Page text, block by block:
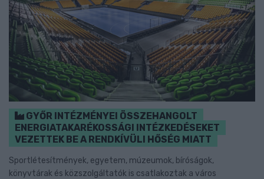
GYŐR INTÉZMÉNYEI ÖSSZEHANGOLT
ENERGIATAKARÉKOSSÁGI INTÉZKEDÉSEKET
VEZETTEK BE A RENDKÍVÜLI HŐSÉG MIATT
Sportlétesítmények, egyetem, múzeumok, bíróságok,
könyvtárak és közszolgáltatók is csatlakoztak a város